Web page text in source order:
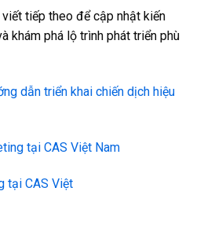
tiếp theo để cập nhật kiến
khám phá lộ trình phát triển phù
dẫn triển khai chiến dịch hiệu
tại CAS Việt Nam
tại CAS Việt